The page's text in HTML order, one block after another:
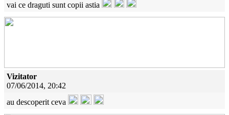
vai ce draguti sunt copii astia
Vizitator
07/06/2014, 20:42
au descoperit ceva